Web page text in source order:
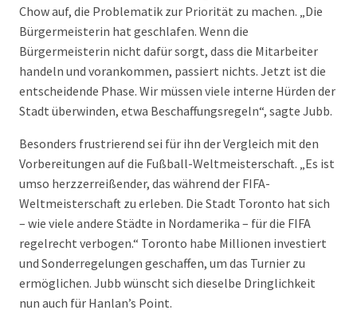
Chow auf, die Problematik zur Priorität zu machen. „Die
Bürgermeisterin hat geschlafen. Wenn die
Bürgermeisterin nicht dafür sorgt, dass die Mitarbeiter
handeln und vorankommen, passiert nichts. Jetzt ist die
entscheidende Phase. Wir müssen viele interne Hürden der
Stadt überwinden, etwa Beschaffungsregeln“, sagte Jubb.
Besonders frustrierend sei für ihn der Vergleich mit den
Vorbereitungen auf die Fußball-Weltmeisterschaft. „Es ist
umso herzzerreißender, das während der FIFA-
Weltmeisterschaft zu erleben. Die Stadt Toronto hat sich
– wie viele andere Städte in Nordamerika – für die FIFA
regelrecht verbogen.“ Toronto habe Millionen investiert
und Sonderregelungen geschaffen, um das Turnier zu
ermöglichen. Jubb wünscht sich dieselbe Dringlichkeit
nun auch für Hanlan’s Point.